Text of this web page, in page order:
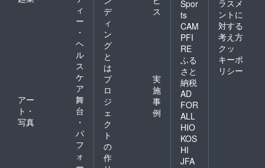
ィ
ー
・
ヘ
ル
ス
ケ
ア
アー
ト・
写真
舞
台
・
パ
フ
ォ
デ
ィ
ン
グ
と
は
ス
プ
ロ
ジ
ェ
ク
ト
の
作
実
施
事
例
Spor
ts
CAM
PFI
RE
ふる
さと
納税
AD
FOR
ALL
HIO
KOS
HI
JFA
ラスメ
ントに
対する
考え方
クッ
キーポ
リシー